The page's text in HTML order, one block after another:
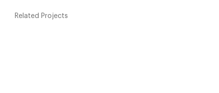
Related Projects